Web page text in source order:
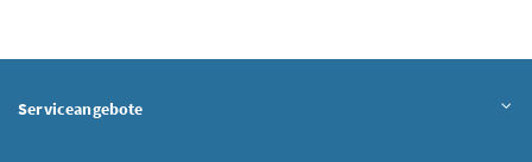
Serviceangebote